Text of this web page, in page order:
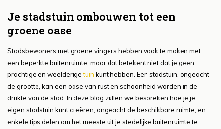
Je stadstuin ombouwen tot een
groene oase
Stadsbewoners met groene vingers hebben vaak te maken met
een beperkte buitenruimte, maar dat betekent niet dat je geen
prachtige en weelderigetuin kunt hebben. Een stadstuin, ongeacht
de grootte, kan een oase van rust en schoonheid worden in de
drukte van de stad. In deze blog zullen we bespreken hoe je je
eigen stadstuin kunt creëren, ongeacht de beschikbare ruimte, en
enkele tips delen om het meeste uit je stedelijke buitenruimte te